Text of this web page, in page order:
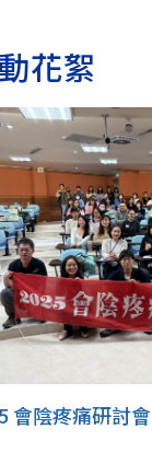
花絮
會陰疼痛研討會